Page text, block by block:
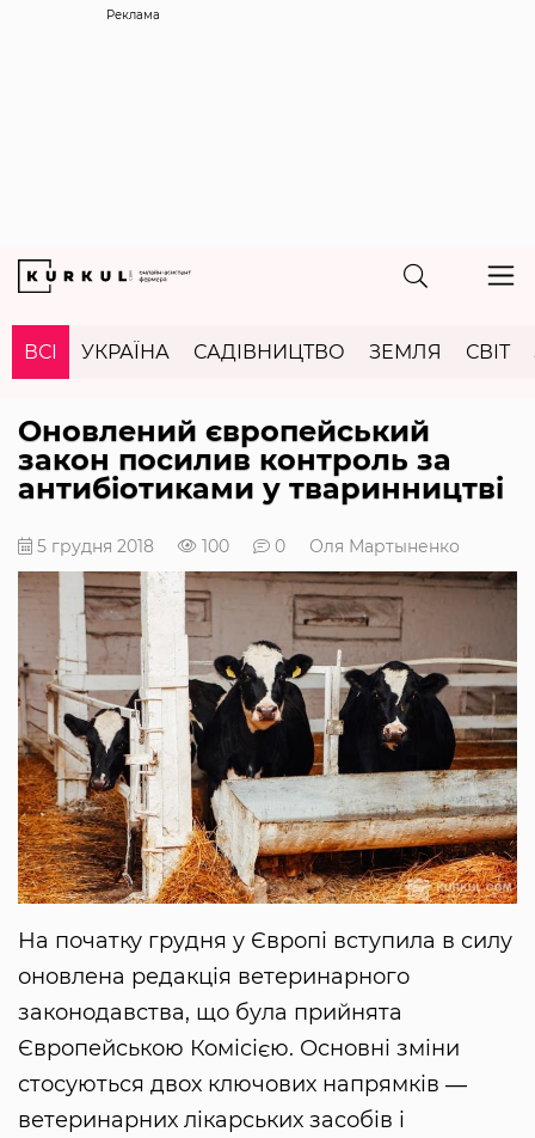
Реклама
ВСІ УКРАЇНА САДІВНИЦТВО ЗЕМЛЯ СВІТ
Оновлений європейський
закон посилив контроль за
антибіотиками у тваринництві
5 грудня 2018 100 0 Оля Мартыненко
На початку грудня у Європі вступила в силу
оновлена редакція ветеринарного
законодавства, що була прийнята
Європейською Комісією. Основні зміни
стосуються двох ключових напрямків ―
ветеринарних лікарських засобів і